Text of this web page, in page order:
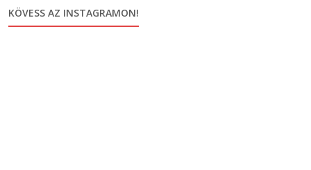
KÖVESS AZ INSTAGRAMON!